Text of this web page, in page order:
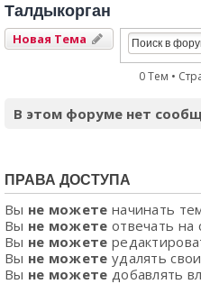
Талдыкорган
Новая Тема
0 Тем •
В этом форуме нет
ПРАВА ДОСТУПА
Вы не можете начинать
Вы не можете отвечать
Вы не можете
Вы не можете удалять
Вы не можете добавлять